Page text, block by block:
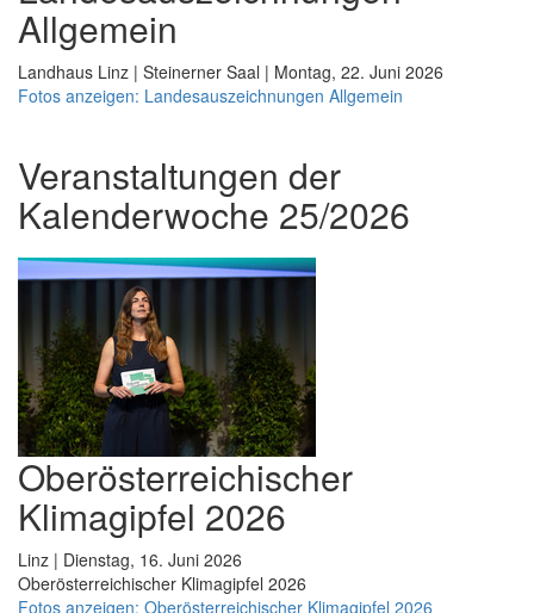
Allgemein
Landhaus Linz | Steinerner Saal | Montag, 22. Juni 2026
Fotos anzeigen: Landesauszeichnungen Allgemein
Veranstaltungen der
Kalenderwoche 25/2026
Oberösterreichischer
Klimagipfel 2026
Linz | Dienstag, 16. Juni 2026
Oberösterreichischer Klimagipfel 2026
Fotos anzeigen: Oberösterreichischer Klimagipfel 2026